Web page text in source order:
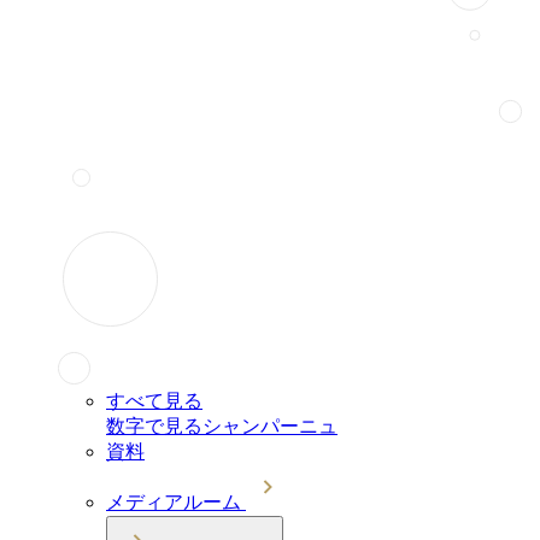
すべて見る
数字で見るシャンパーニュ
資料
メディアルーム